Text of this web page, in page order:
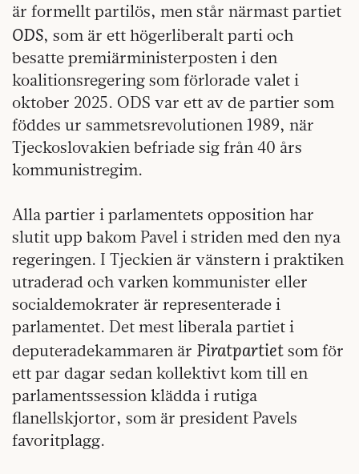
är formellt partilös, men står närmast partiet
ODS, som är ett högerliberalt parti och
besatte premiärministerposten i den
koalitionsregering som förlorade valet i
oktober 2025. ODS var ett av de partier som
föddes ur sammetsrevolutionen 1989, när
Tjeckoslovakien befriade sig från 40 års
kommunistregim.
Alla partier i parlamentets opposition har
slutit upp bakom Pavel i striden med den nya
regeringen. I Tjeckien är vänstern i praktiken
utraderad och varken kommunister eller
socialdemokrater är representerade i
parlamentet. Det mest liberala partiet i
deputeradekammaren är Piratpartiet som för
ett par dagar sedan kollektivt kom till en
parlamentssession klädda i rutiga
flanellskjortor, som är president Pavels
favoritplagg.